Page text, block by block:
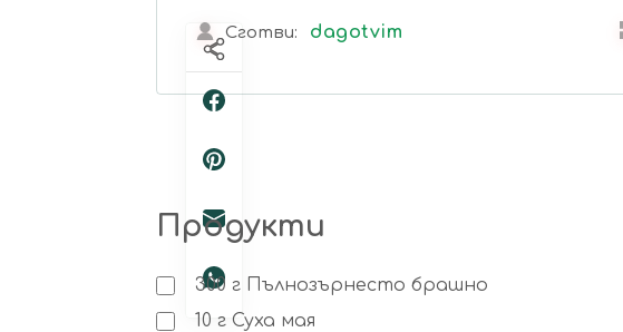
Сготви: dagotvim
Продукти
300 г Пълнозърнесто брашно
10 г Суха мая